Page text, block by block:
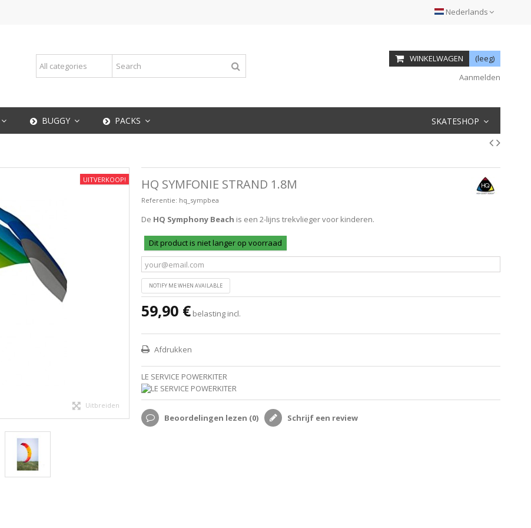
Nederlands
WINKELWAGEN
(leeg)
Aanmelden
BUGGY PACKS SKATESHOP
UITVERKOOP!
Uitbreiden
HQ SYMFONIE STRAND 1.8M
Referentie: hq_sympbea
De HQ Symphony Beach is een 2-lijns trekvlieger voor kinderen.
Dit product is niet langer op voorraad
NOTIFY ME WHEN AVAILABLE
59,90 € belasting incl.
Afdrukken
LE SERVICE POWERKITER
Beoordelingen lezen (0) Schrijf een review